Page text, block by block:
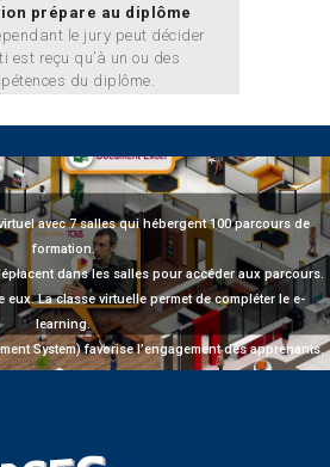
prépare au diplôme
le jury peut décider
est reçu qu’à un ou des
du diplôme.
avec 7 salles qui hébergent 100 parcours de
formation.
dans les salles pour accéder aux parcours.
eux. La classe virtuelle permet de compléter le e-
learning.
System) favorise l’engagement des apprenants.